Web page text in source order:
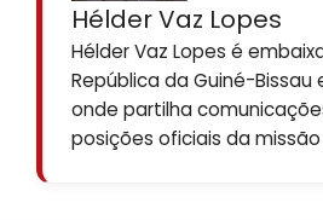
Hélder Vaz Lopes
Hélder Vaz Lopes é
República da Guiné-Bissau
onde partilha
posições oficiais da